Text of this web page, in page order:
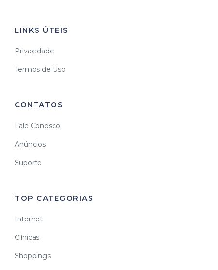
LINKS ÚTEIS
Privacidade
Termos de Uso
CONTATOS
Fale Conosco
Anúncios
Suporte
TOP CATEGORIAS
Internet
Clínicas
Shoppings